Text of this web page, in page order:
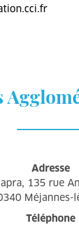
Adresse
135 rue
Méjannes-
Téléphone